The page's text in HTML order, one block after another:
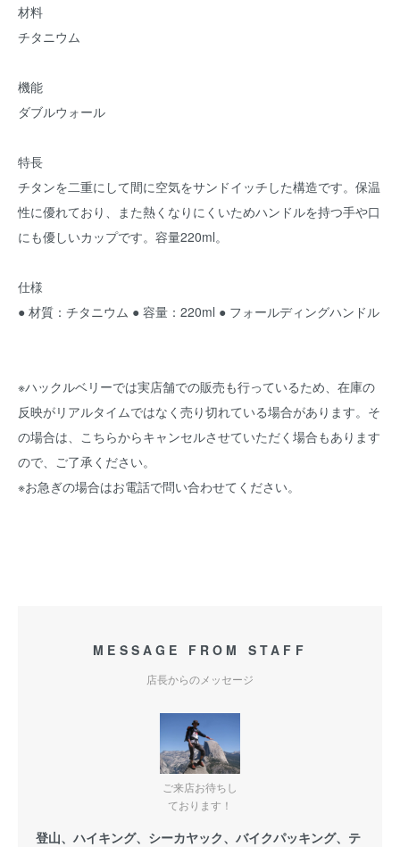
材料
チタニウム
機能
ダブルウォール
特長
チタンを二重にして間に空気をサンドイッチした構造です。保温
性に優れており、また熱くなりにくいためハンドルを持つ手や口
にも優しいカップです。容量220ml。
仕様
● 材質：チタニウム ● 容量：220ml ● フォールディングハンドル
※ハックルベリーでは実店舗での販売も行っているため、在庫の
反映がリアルタイムではなく売り切れている場合があります。そ
の場合は、こちらからキャンセルさせていただく場合もあります
ので、ご了承ください。
※お急ぎの場合はお電話で問い合わせてください。
MESSAGE FROM STAFF
店長からのメッセージ
ご来店お待ちし
ております！
登山、ハイキング、シーカヤック、バイクパッキング、テ